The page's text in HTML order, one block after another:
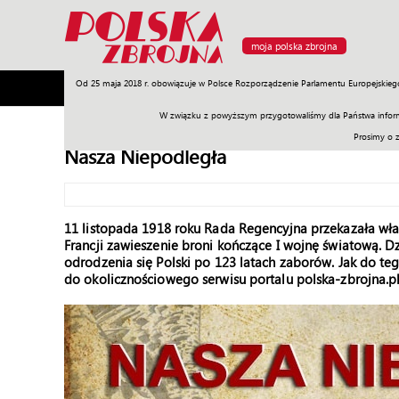
moja polska zbrojna
Od 25 maja 2018 r. obowiązuje w Polsce Rozporządzenie Parlamentu
W związku z powyższym przygotowaliśmy dla Państwa
Prosimy o
Armia Poligon Sprzęt Misje Polityka Prawo
Nasza Niepodległa
11 listopada 1918 roku Rada Regencyjna przekazała
Francji zawieszenie broni kończące I wojnę światową.
odrodzenia się Polski po 123 latach zaborów. Jak do
do okolicznościowego serwisu portalu polska-